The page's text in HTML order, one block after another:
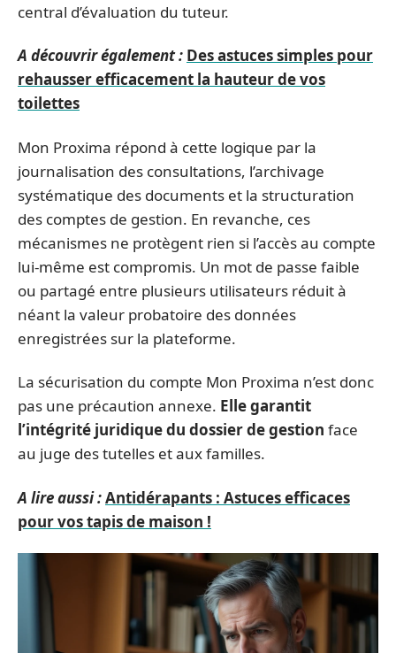
central d’évaluation du tuteur.
A découvrir également : Des astuces simples pour
rehausser efficacement la hauteur de vos
toilettes
Mon Proxima répond à cette logique par la
journalisation des consultations, l’archivage
systématique des documents et la structuration
des comptes de gestion. En revanche, ces
mécanismes ne protègent rien si l’accès au compte
lui-même est compromis. Un mot de passe faible
ou partagé entre plusieurs utilisateurs réduit à
néant la valeur probatoire des données
enregistrées sur la plateforme.
La sécurisation du compte Mon Proxima n’est donc
pas une précaution annexe. Elle garantit
l’intégrité juridique du dossier de gestion face
au juge des tutelles et aux familles.
A lire aussi :Antidérapants : Astuces efficaces
pour vos tapis de maison !